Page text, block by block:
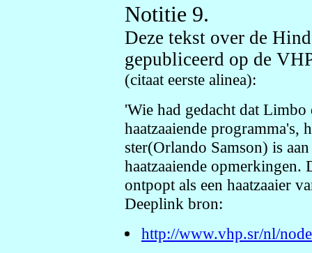
Notitie 9.
Deze tekst over de
gepubliceerd op de
(citaat eerste alinea):
'Wie had gedacht dat Limbo
haatzaaiende programma's,
ster(Orlando Samson) is
haatzaaiende opmerkingen.
ontpopt als een haatzaaier
Deeplink bron:
http://www.vhp.sr/nl/